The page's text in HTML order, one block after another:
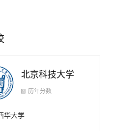
京科技大学
西华大学